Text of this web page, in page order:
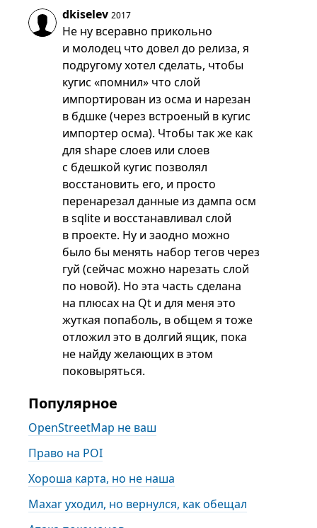
dkiselev 2017
Не ну всеравно прикольно
и молодец что довел до релиза, я
подругому хотел сделать, чтобы
кугис «помнил» что слой
импортирован из осма и нарезан
в бдшке (через встроеный в кугис
импортер осма). Чтобы так же как
для shape слоев или слоев
с бдешкой кугис позволял
восстановить его, и просто
перенарезал данные из дампа осм
в sqlite и восстанавливал слой
в проекте. Ну и заодно можно
было бы менять набор тегов через
гуй (сейчас можно нарезать слой
по новой). Но эта часть сделана
на плюсах на Qt и для меня это
жуткая попаболь, в общем я тоже
отложил это в долгий ящик, пока
не найду желающих в этом
поковыряться.
Популярное
OpenStreetMap не ваш
Право на POI
Хороша карта, но не наша
Maxar уходил, но вернулся, как обещал